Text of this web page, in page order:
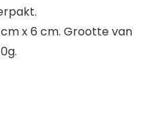
x 6 cm. Grootte van